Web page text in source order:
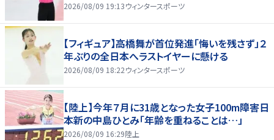
2026/08/09 19:13ウィンタースポーツ
【フィギュア】高橋舞が首位発進「悔いを残さず」２
年ぶりの全日本へラストイヤーに懸ける
2026/08/09 18:22ウィンタースポーツ
【陸上】今年７月に31歳となった女子100m障害日
本新の中島ひとみ「年齢を重ねることは…」
2026/08/09 16:29陸上